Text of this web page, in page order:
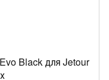
Black для Jetour